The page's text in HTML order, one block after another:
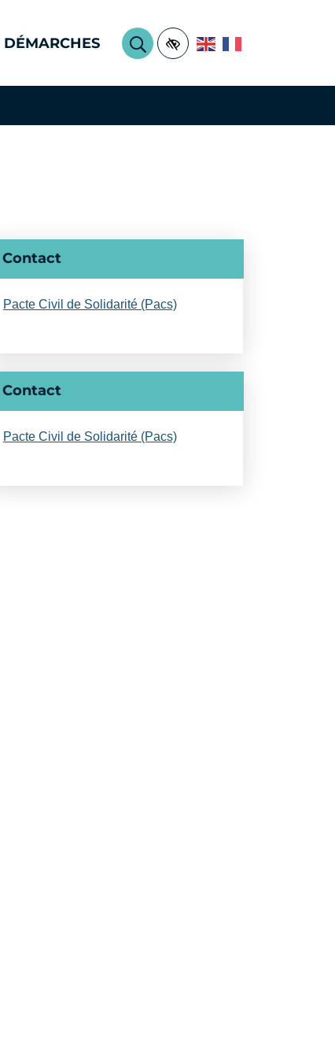
DÉMARCHES
RECHERCHER
Accessibilité
Informations
Contact
Pacte Civil de Solidarité (Pacs)
Contact
Pacte Civil de Solidarité (Pacs)